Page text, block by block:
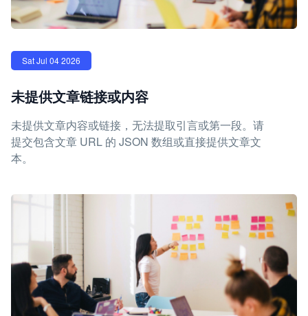
Sat Jul 04 2026
未提供文章链接或内容
未提供文章内容或链接，无法提取引言或第一段。请
提交包含文章 URL 的 JSON 数组或直接提供文章文
本。